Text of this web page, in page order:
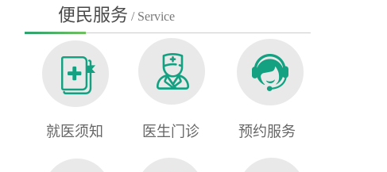
便民服务 / Service
就医须知 医生门诊 预约服务